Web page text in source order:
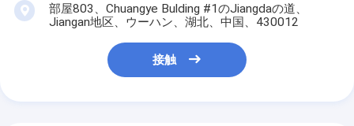
部屋803、Chuangye Bulding #1のJiangdaの道、
Jiangan地区、ウーハン、湖北、中国、430012
接触